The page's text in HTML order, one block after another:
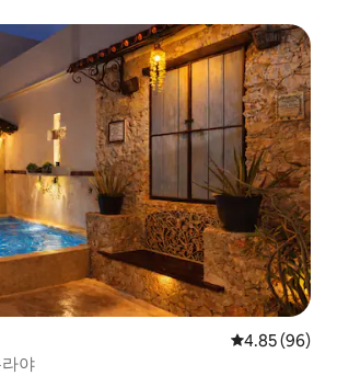
평점 4.85점(5
4.85 (96)
야